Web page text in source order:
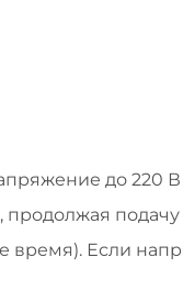
до 220
время). Если